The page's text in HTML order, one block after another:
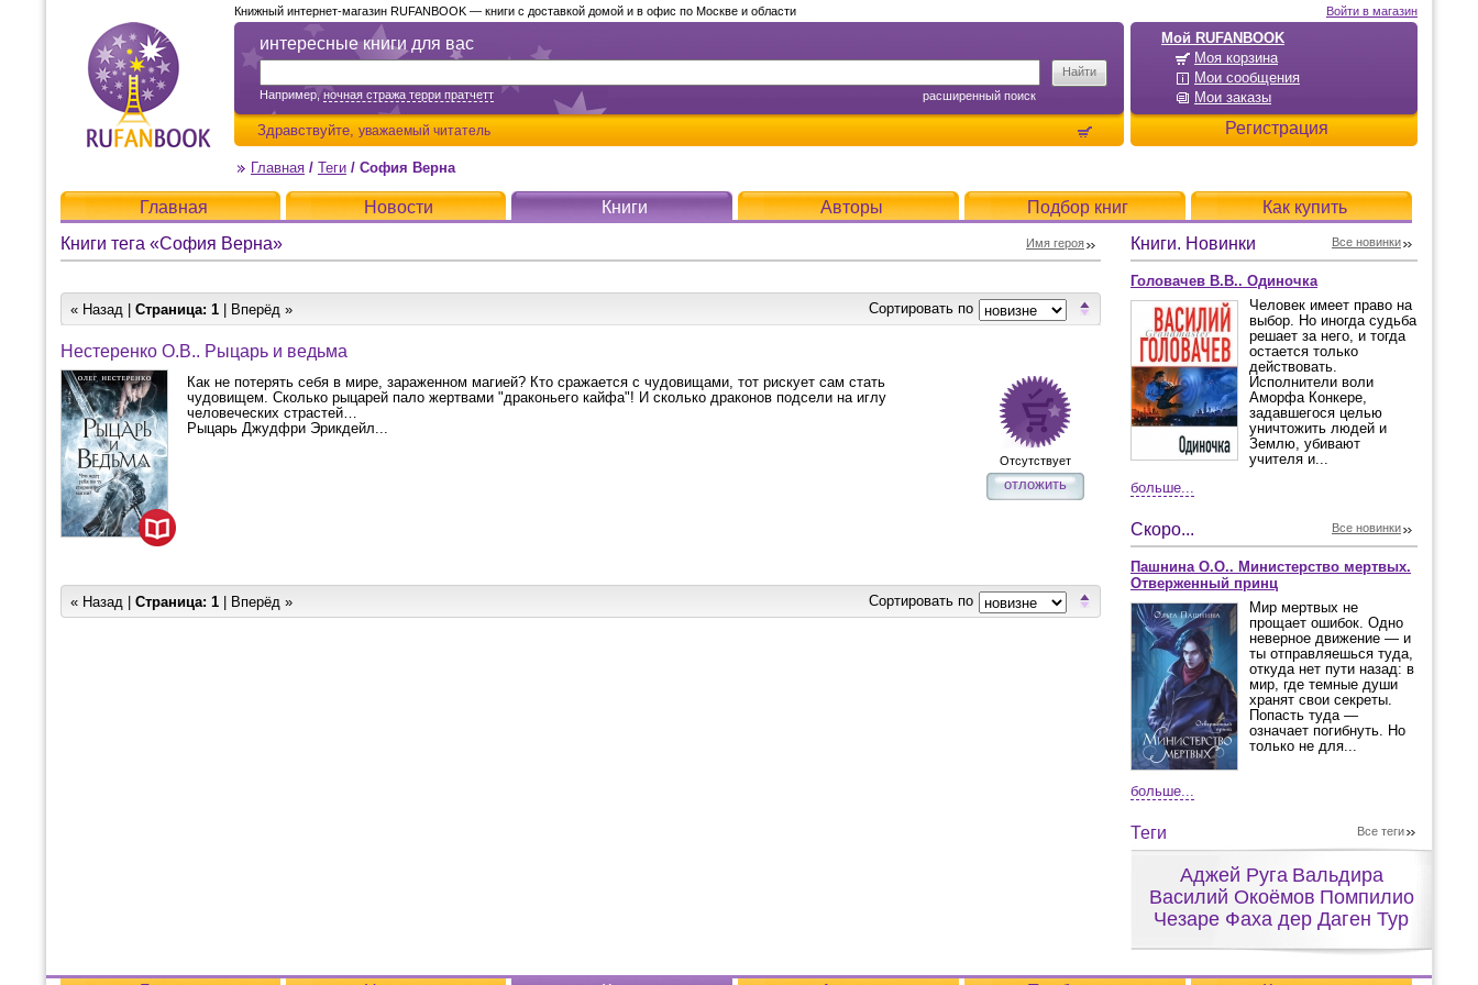
Мой RUFANBOOK
Моя корзина
Мои сообщения
Мои заказы
Регистрация
Войти в магазин
интересные книги для вас
Например,ночная стража терри пратчетт расширенный поиск
Здравствуйте, уважаемый читатель
Книжный интернет-магазин RUFANBOOK — книги с доставкой домой и в офис по Москве и области
Главная / Теги / София Верна
Главная Новости Книги Авторы Подбор книг
Как купить
Книги тега «София Верна»
Имя героя
« Назад | Страница: 1 | Вперёд » Сортировать по
Нестеренко О.В.. Рыцарь и ведьма
Как не потерять себя в мире, зараженном магией? Кто сражается с чудовищами, тот рискует сам стать
чудовищем. Сколько рыцарей пало жертвами "драконьего кайфа"! И сколько драконов подсели на иглу
человеческих страстей…
Рыцарь Джудфри Эрикдейл...
Отсутствует
отложить
« Назад | Страница: 1 | Вперёд » Сортировать по
Книги. Новинки Все новинки
Головачев В.В.. Одиночка
Человек имеет право на
выбор. Но иногда судьба
решает за него, и тогда
остается только
действовать.
Исполнители воли
Аморфа Конкере,
задавшегося целью
уничтожить людей и
Землю, убивают
учителя и...
больше...
Скоро... Все новинки
Пашнина О.О.. Министерство мертвых.
Отверженный принц
Мир мертвых не
прощает ошибок. Одно
неверное движение — и
ты отправляешься туда,
откуда нет пути назад: в
мир, где темные души
хранят свои секреты.
Попасть туда —
означает погибнуть. Но
только не для...
больше...
Теги Все теги
Аджей Руга Вальдира
Василий Окоёмов Помпилио
Чезаре Фаха дер Даген Тур